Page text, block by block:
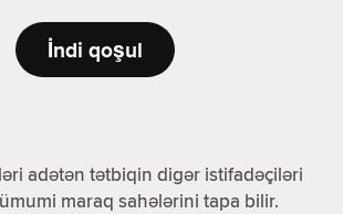
İndi qoşul
adətən tətbiqin digər istifadəçiləri
maraq sahələrini tapa bilir.